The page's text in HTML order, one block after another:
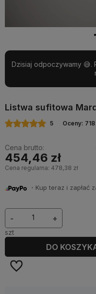
Dzisiaj odpoczywamy 😅.
Listwa sufitowa
5 Oceny: 718
Cena brutto:
454,46 zł
Cena regularna: 478,38 zł
・Kup teraz i zapłać
+
-
szt
DO